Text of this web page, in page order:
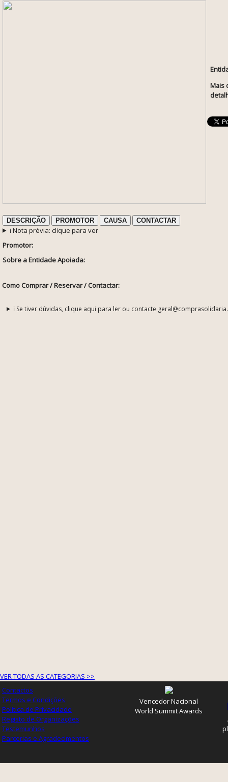
Mais
DESCRIÇÃO PROMOTOR CAUSA CONTACTAR
ℹ️ Nota prévia: clique para ver
Promotor:
Sobre a Entidade Apoiada:
Como Comprar / Reservar / Contactar:
ℹ️ Se tiver dúvidas, clique aqui para ler ou contacte
VER TODAS AS CATEGORIAS >>
Contactos
Termos e Condições
Política de Privacidade
Registo de Organizações
Testemunhos
Parcerias e Agradecimentos
Vencedor Nacional
World Summit Awards